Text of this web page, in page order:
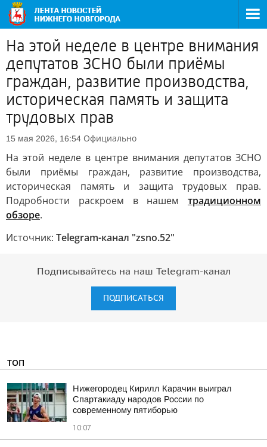
На этой неделе в центре внимания
депутатов ЗСНО были приёмы
граждан, развитие производства,
историческая память и защита
трудовых прав
15 мая 2026, 16:54 Официально
На этой неделе в центре внимания депутатов ЗСНО
были приёмы граждан, развитие производства,
историческая память и защита трудовых прав.
Подробности раскроем в нашем традиционном
обзоре.
Источник: Telegram-канал "zsno.52"
Подписывайтесь на наш Telegram-канал
ПОДПИСАТЬСЯ
ТОП
Нижегородец Кирилл Карачин выиграл
Спартакиаду народов России по
современному пятиборью
10:07